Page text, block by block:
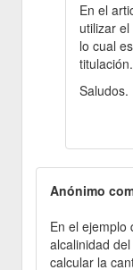
En el
utilizar
lo cual
titulación.
Saludos.
Anónimo
En el ejemplo
alcalinidad
calcular la